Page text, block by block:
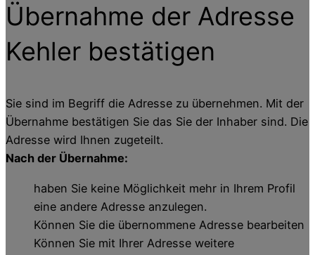
Übernahme der Adresse
Kehler bestätigen
Sie sind im Begriff die Adresse zu übernehmen. Mit der
Übernahme bestätigen Sie das Sie der Inhaber sind. Die
Adresse wird Ihnen zugeteilt.
Nach der Übernahme:
haben Sie keine Möglichkeit mehr in Ihrem Profil
eine andere Adresse anzulegen.
Können Sie die übernommene Adresse bearbeiten
Können Sie mit Ihrer Adresse weitere